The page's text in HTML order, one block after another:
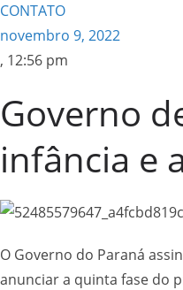
CONTATO
novembro 9, 2022
, 12:56 pm
Governo
infância e
O Governo do Paraná
anunciar a quinta fase do